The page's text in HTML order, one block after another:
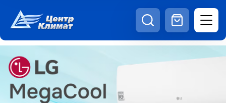
Каталог Наши видео
Статьи
+7 (495) 150-69-19